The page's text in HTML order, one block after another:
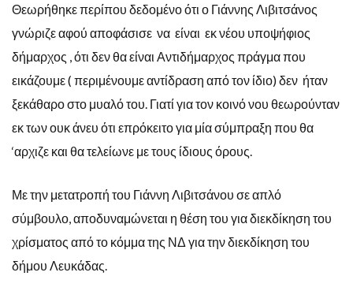
Θεωρήθηκε περίπου δεδομένο ότι ο Γιάννης Λιβιτσάνος
γνώριζε αφού αποφάσισε να είναι εκ νέου υποψήφιος
δήμαρχος , ότι δεν θα είναι Αντιδήμαρχος πράγμα που
εικάζουμε ( περιμένουμε αντίδραση από τον ίδιο) δεν ήταν
ξεκάθαρο στο μυαλό του. Γιατί για τον κοινό νου θεωρούνταν
εκ των ουκ άνευ ότι επρόκειτο για μία σύμπραξη που θα
‘αρχιζε και θα τελείωνε με τους ίδιους όρους.
Με την μετατροπή του Γιάννη Λιβιτσάνου σε απλό
σύμβουλο, αποδυναμώνεται η θέση του για διεκδίκηση του
χρίσματος από το κόμμα της ΝΔ για την διεκδίκηση του
δήμου Λευκάδας.